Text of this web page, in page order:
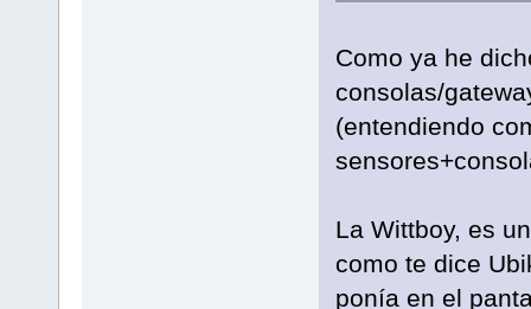
Como ya he
consolas/
(entendiendo
La Wittboy, es
como te dice
ponía en el